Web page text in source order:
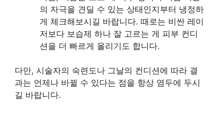
의 자극을 견딜 수 있는 상태인지부터 냉정하
게 체크해보시길 바랍니다. 때로는 비싼 레이
저보다 보습제 하나 잘 고르는 게 피부 컨디
션을 더 빠르게 올리기도 합니다.
다만, 시술자의 숙련도나 그날의 컨디션에 따라 결
과는 언제나 바뀔 수 있다는 점을 항상 염두에 두시
길 바랍니다.